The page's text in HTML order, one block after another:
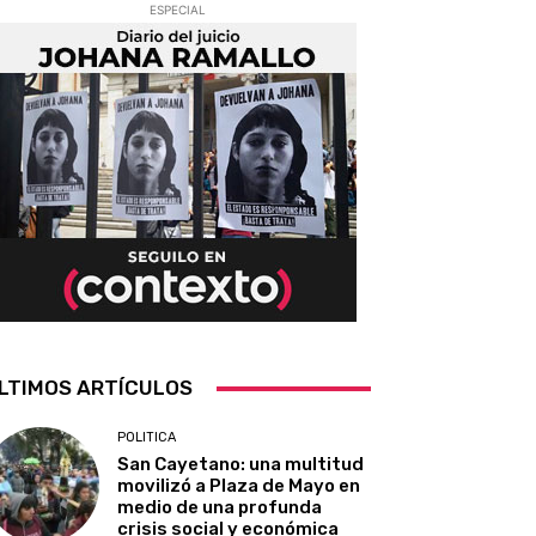
ESPECIAL
ARTÍCULOS
POLITICA
San Cayetano: una multitud
movilizó a Plaza de Mayo en
medio de una profunda
crisis social y económica